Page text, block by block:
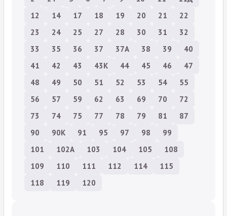
12
14 17 18 19 20 21
22
23
24 25 27 28 30 31
32
33
35 36 37 37А 38 39
40
41
42 43 43К 44 45 46
47
48
49 50 51 52 53 54
55
56
57 59 62 63 69 70
72
73
74 75 77 78 79 81
87
90
90К 91 95 97 98
99
101
102А 103 104 105
108
109
110 111 112 114
115
118
119 120